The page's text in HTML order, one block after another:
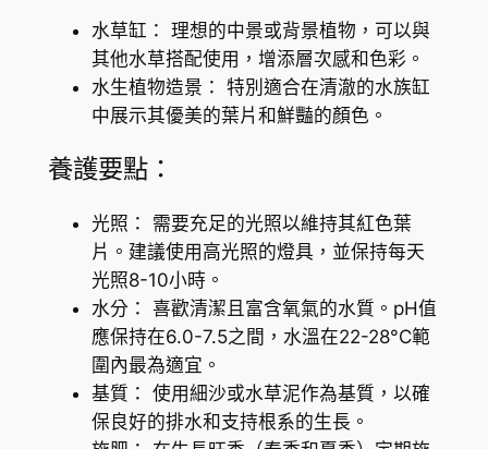
.
2
0
水草缸： 理想的中景或背景植物，可以與
其他水草搭配使用，增添層次感和色彩。
水生植物造景： 特別適合在清澈的水族缸
中展示其優美的葉片和鮮豔的顏色。
養護要點：
光照： 需要充足的光照以維持其紅色葉
片。建議使用高光照的燈具，並保持每天
光照8-10小時。
水分： 喜歡清潔且富含氧氣的水質。pH值
應保持在6.0-7.5之間，水溫在22-28°C範
圍內最為適宜。
基質： 使用細沙或水草泥作為基質，以確
保良好的排水和支持根系的生長。